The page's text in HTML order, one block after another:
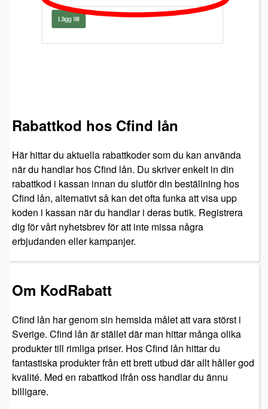
Rabattkod hos Cfind lån
Här hittar du aktuella rabattkoder som du kan använda
när du handlar hos Cfind lån. Du skriver enkelt in din
rabattkod i kassan innan du slutför din beställning hos
Cfind lån, alternativt så kan det ofta funka att visa upp
koden i kassan när du handlar i deras butik. Registrera
dig för vårt nyhetsbrev för att inte missa några
erbjudanden eller kampanjer.
Om KodRabatt
Cfind lån har genom sin hemsida målet att vara störst i
Sverige. Cfind lån är stället där man hittar många olika
produkter till rimliga priser. Hos Cfind lån hittar du
fantastiska produkter från ett brett utbud där allt håller god
kvalité. Med en rabattkod ifrån oss handlar du ännu
billigare.